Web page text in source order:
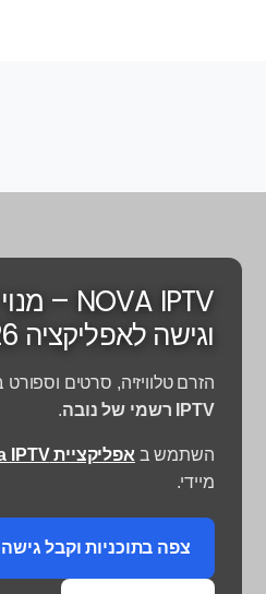
וגישה לאפליקציה 2026
הזרם טלוויזיה, סרטים
IPTV רשמי של נובה
.
השתמש ב אפליקציית Nova IPTV
מיידי.
צפה בתוכניות וקבל גישה